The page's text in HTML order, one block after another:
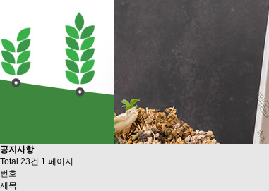
공지사항
Total 23건 1 페이지
번호
제목